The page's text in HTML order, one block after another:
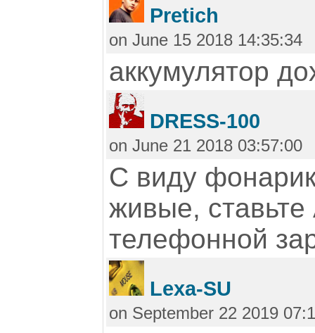
Pretich
on June 15 2018 14:35:34
аккумулятор
DRESS-100
on June 21 2018 03:57:00
С виду
живые,
телефонной
Lexa-SU
on September 22 2019